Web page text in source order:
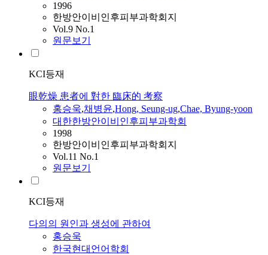
1996
한방안이비인후피부과학회지
Vol.9 No.1
원문보기
KCI등재
眼乾燥 患者에 對한 臨床的 考察
홍승욱,채병윤,Hong, Seung-ug,Chae, Byung-yoon
대한한방안이비인후피부과학회
1998
한방안이비인후피부과학회지
Vol.11 No.1
원문보기
KCI등재
다의의 원인과 생성에 관하여
홍승욱
한국현대언어학회